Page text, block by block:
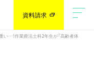
資料請求
い…！作業療法士科2年生が「高齢者体